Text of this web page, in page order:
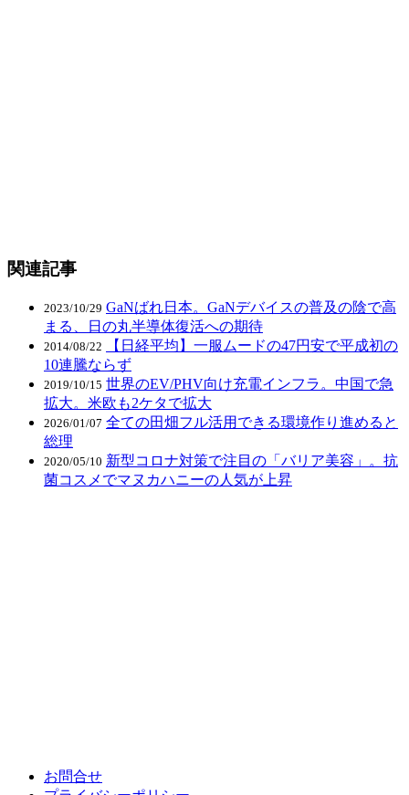
関連記事
2023/10/29 GaNばれ日本。GaNデバイスの普及の陰で高
まる、日の丸半導体復活への期待
2014/08/22
【日経平均】一服ムードの47円安で平成初の
10連騰ならず
2019/10/15 世界のEV/PHV向け充電インフラ。中国で急
拡大。米欧も2ケタで拡大
2026/01/07 全ての田畑フル活用できる環境作り進めると
総理
2020/05/10 新型コロナ対策で注目の「バリア美容」。抗
菌コスメでマヌカハニーの人気が上昇
お問合せ